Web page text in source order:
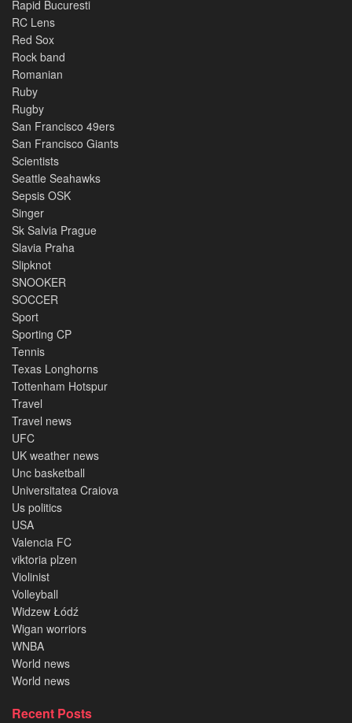
Rapid Bucuresti
RC Lens
Red Sox
Rock band
Romanian
Ruby
Rugby
San Francisco 49ers
San Francisco Giants
Scientists
Seattle Seahawks
Sepsis OSK
Singer
Sk Salvia Prague
Slavia Praha
Slipknot
SNOOKER
SOCCER
Sport
Sporting CP
Tennis
Texas Longhorns
Tottenham Hotspur
Travel
Travel news
UFC
UK weather news
Unc basketball
Universitatea Craiova
Us politics
USA
Valencia FC
viktoria plzen
Violinist
Volleyball
Widzew Łódź
Wigan worriors
WNBA
World news
World news
Recent Posts